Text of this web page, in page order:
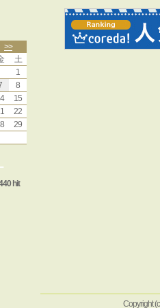
>>
土
1
8
15
22
29
hit
Copyright